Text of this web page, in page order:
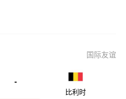
国际友谊
-
比利时